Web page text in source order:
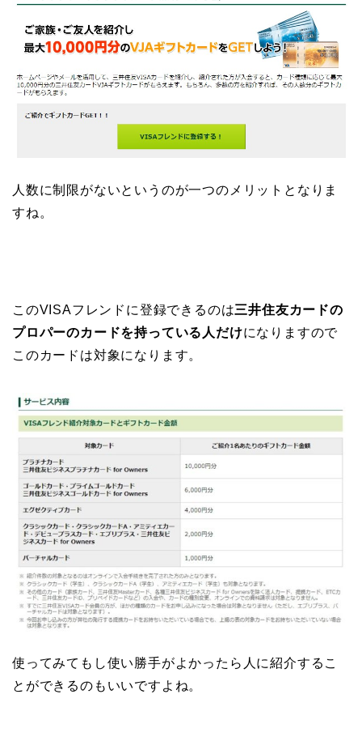
人数に制限がないというのが一つのメリットとなりま
すね。
このVISAフレンドに登録できるのは三井住友カードの
プロパーのカードを持っている人だけになりますので
このカードは対象になります。
使ってみてもし使い勝手がよかったら人に紹介するこ
とができるのもいいですよね。